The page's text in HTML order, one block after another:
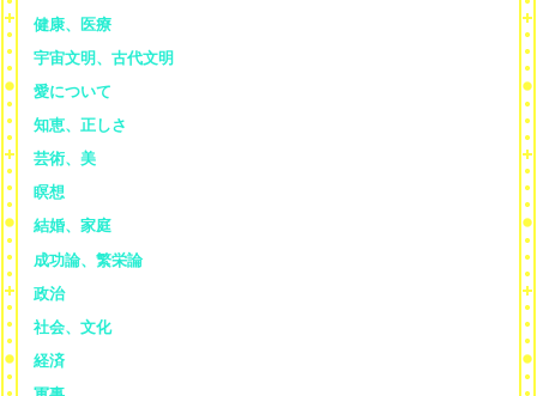
健康、医療
宇宙文明、古代文明
愛について
知恵、正しさ
芸術、美
瞑想
結婚、家庭
成功論、繁栄論
政治
社会、文化
経済